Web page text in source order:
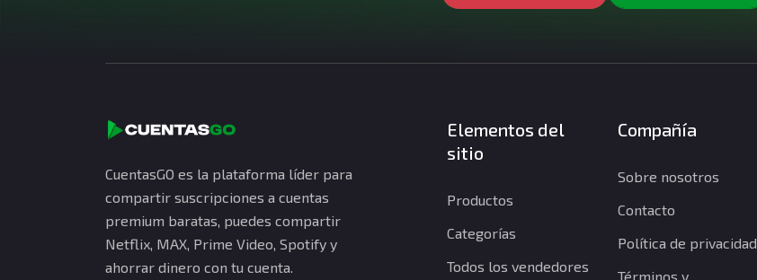
CuentasGO es la plataforma líder para
compartir suscripciones a cuentas
premium baratas, puedes compartir
Netflix, MAX, Prime Video, Spotify y
ahorrar dinero con tu cuenta.
Elementos del
sitio
Productos
Categorías
Todos los vendedores
Compañía
Sobre nosotros
Contacto
Política de privacidad
Términos y